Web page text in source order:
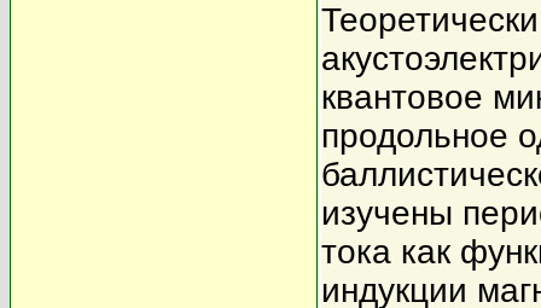
квантовое
продольное
изучены
тока как
индукции